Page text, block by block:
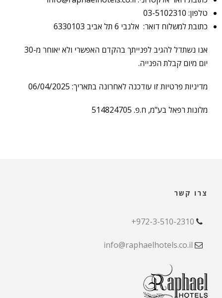
טלפון: 03-5102310
כתובת למשלוח דואר: אלנבי 6 תל אביב 6330103
אנו נשתדל להגיב לפנייתך בהקדם האפשרי ולא יאוחר מ-30
יום מיום קבלת הפנייה.
מדיניות פרטיות זו עודכנה לאחרונה בתאריך: 06/04/2025
מלונות רפאל בע"מ, ח.פ. 514824705
צרו קשר
972-3-510-2310+
info@raphaelhotels.co.il